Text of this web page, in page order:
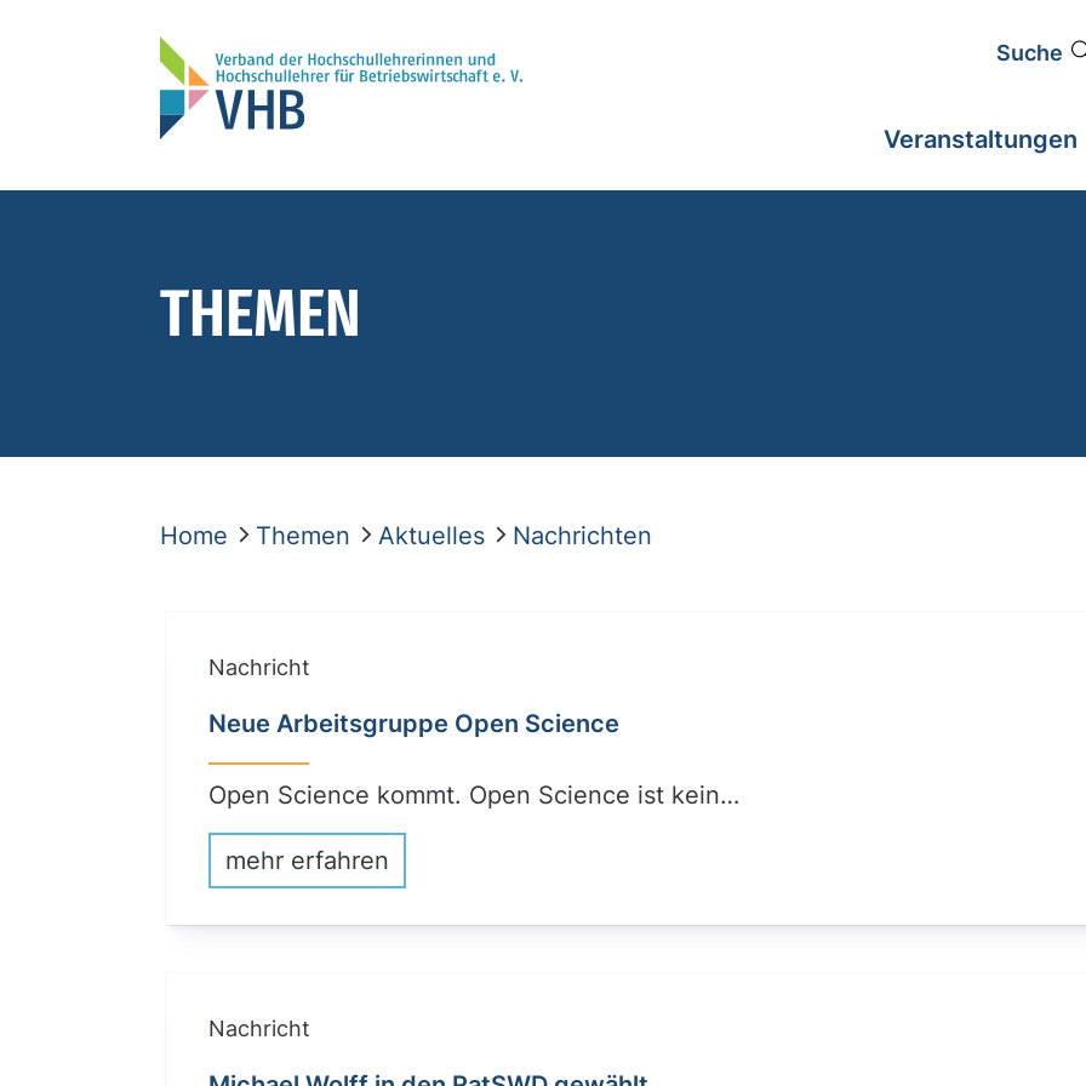
Suche
Veranstaltungen
THEMEN
Home Themen Aktuelles Nachrichten
Nachricht
Neue Arbeitsgruppe Open Science
Open Science kommt. Open Science ist kein…
mehr erfahren
Nachricht